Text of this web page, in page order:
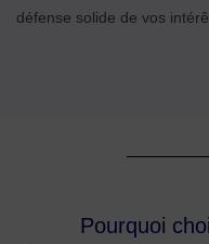
défense solide de vos
Pourquoi